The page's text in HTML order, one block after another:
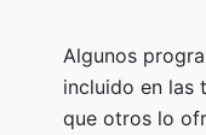
Algunos
incluido en las
que otros lo